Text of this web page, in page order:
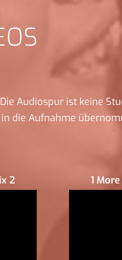
Audiospur ist keine
die Aufnahme
2 1